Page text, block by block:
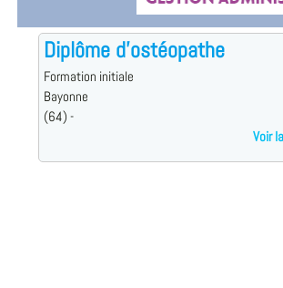
Diplôme d'ostéopathe
Formation initiale
Bayonne
(64) -
Voir